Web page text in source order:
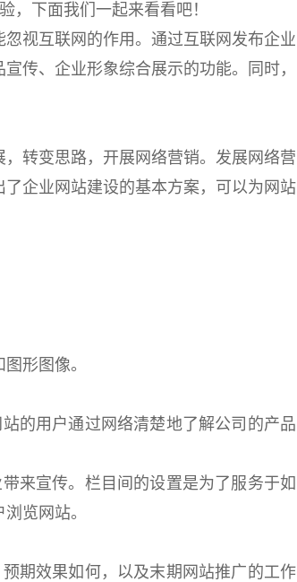
，下面我们一起来看看吧！
视互联网的作用。通过互联网发布企业
传、企业形象综合展示的功能。同时，
转变思路，开展网络营销。发展网络营
企业网站建设的基本方案，可以为网站
形图像。
的用户通过网络清楚地了解公司的产品
来宣传。栏目间的设置是为了服务于如
览网站。
期效果如何，以及末期网站推广的工作